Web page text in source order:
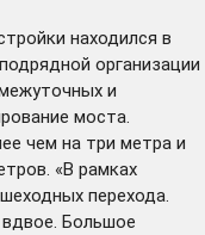
находился в
организации
и
моста.
чем на три метра и
«В рамках
перехода.
Большое